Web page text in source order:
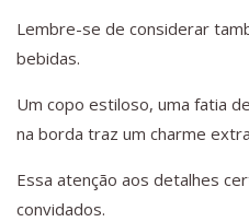
Lembre-se de considerar
bebidas.
Um copo estiloso, uma fatia
na borda traz um charme
Essa atenção aos detalhes
convidados.